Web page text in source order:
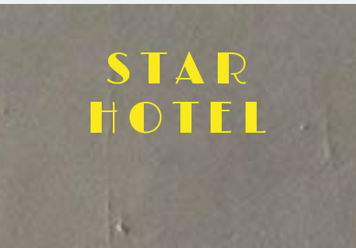
STAR
HOTEL